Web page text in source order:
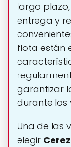
largo
entrega y
flota están
garantizar
durante los
Una de las
elegir